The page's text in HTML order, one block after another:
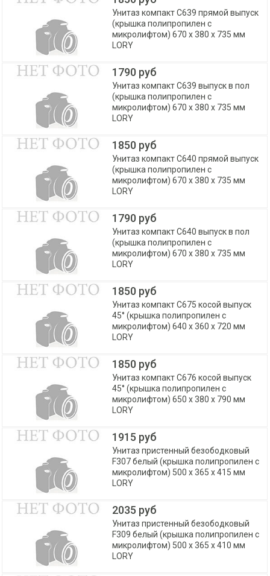
Унитаз компакт С639 прямой выпуск
(крышка полипропилен с
микролифтом) 670 х 380 х 735 мм
LORY
1790 руб
Унитаз компакт С639 выпуск в пол
(крышка полипропилен с
микролифтом) 670 х 380 х 735 мм
LORY
1850 руб
Унитаз компакт С640 прямой выпуск
(крышка полипропилен с
микролифтом) 670 х 380 х 735 мм
LORY
1790 руб
Унитаз компакт С640 выпуск в пол
(крышка полипропилен с
микролифтом) 670 х 380 х 735 мм
LORY
1850 руб
Унитаз компакт С675 косой выпуск
45° (крышка полипропилен с
микролифтом) 640 х 360 х 720 мм
LORY
1850 руб
Унитаз компакт С676 косой выпуск
45° (крышка полипропилен с
микролифтом) 650 х 380 х 790 мм
LORY
1915 руб
Унитаз пристенный безободковый
F307 белый (крышка полипропилен с
микролифтом) 500 х 365 х 415 мм
LORY
2035 руб
Унитаз пристенный безободковый
F309 белый (крышка полипропилен с
микролифтом) 500 х 365 х 410 мм
LORY